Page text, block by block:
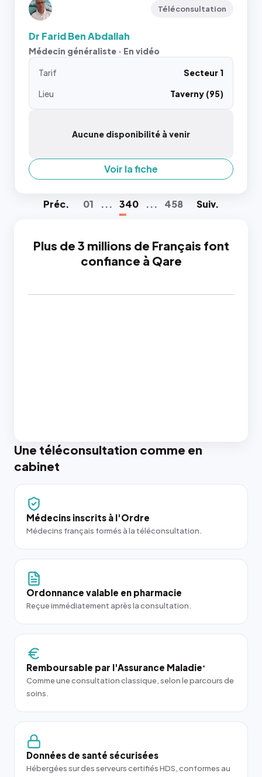
Téléconsultation
Dr Farid Ben Abdallah
Médecin généraliste · En vidéo
Tarif
Secteur 1
Lieu
Taverny (95)
Aucune disponibilité à venir
Voir la fiche
Préc. 01 ... 340 ... 458 Suiv.
Plus de 3 millions de Français font
confiance à Qare
Une téléconsultation comme en
cabinet
Médecins inscrits à l'Ordre
Médecins français formés à la téléconsultation.
Ordonnance valable en pharmacie
Reçue immédiatement après la consultation.
Remboursable par l'Assurance Maladie*
Comme une consultation classique, selon le parcours de
soins.
Données de santé sécurisées
Hébergées sur des serveurs certifiés HDS, conformes au